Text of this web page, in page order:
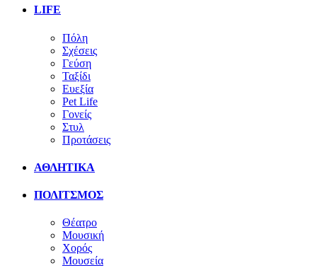
LIFE
Πόλη
Σχέσεις
Γεύση
Ταξίδι
Ευεξία
Pet Life
Γονείς
Στυλ
Προτάσεις
ΑΘΛΗΤΙΚΑ
ΠΟΛΙΤΣΜΟΣ
Θέατρο
Μουσική
Χορός
Μουσεία